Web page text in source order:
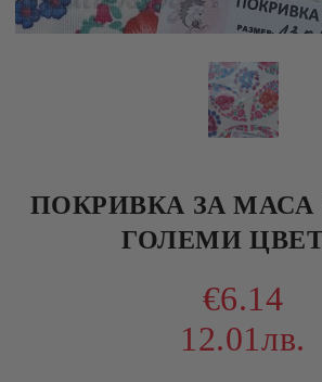
ПОКРИВКА ЗА МАСА
ГОЛЕМИ
€6.14
12.01лв.